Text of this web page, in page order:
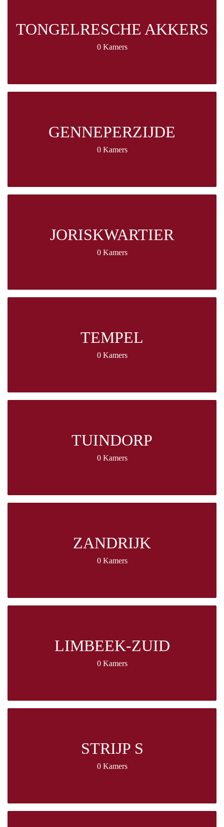
TONGELRESCHE AKKERS
0 Kamers
GENNEPERZIJDE
0 Kamers
JORISKWARTIER
0 Kamers
TEMPEL
0 Kamers
TUINDORP
0 Kamers
ZANDRIJK
0 Kamers
LIMBEEK-ZUID
0 Kamers
STRIJP S
0 Kamers